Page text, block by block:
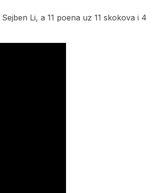
Li, a 11 poena uz 11 skokova i 4